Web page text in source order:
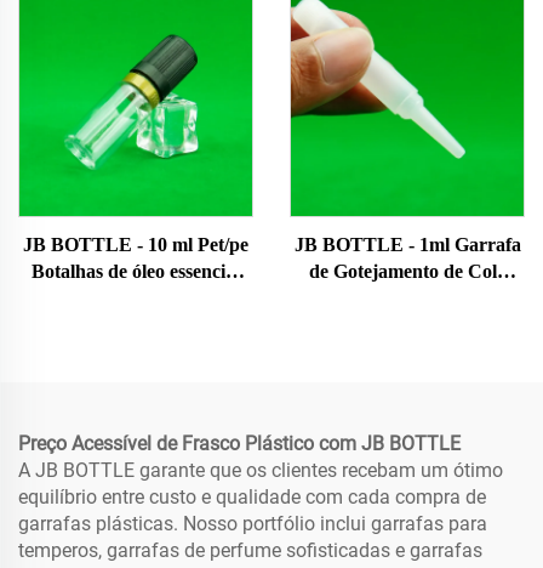
garrafas Produtos
patenteados/Novo design
gotejar com várias
especificações garrafa de E-
líquido
JB BOTTLE - 10 ml Pet/pe
Botalhas de óleo essencial
JB BOTTLE - 1ml Garrafa
de Gotejamento de Cola
Cola
Preço Acessível de Frasco Plástico com JB BOTTLE
A JB BOTTLE garante que os clientes recebam um ótimo
equilíbrio entre custo e qualidade com cada compra de
garrafas plásticas. Nosso portfólio inclui garrafas para
temperos, garrafas de perfume sofisticadas e garrafas